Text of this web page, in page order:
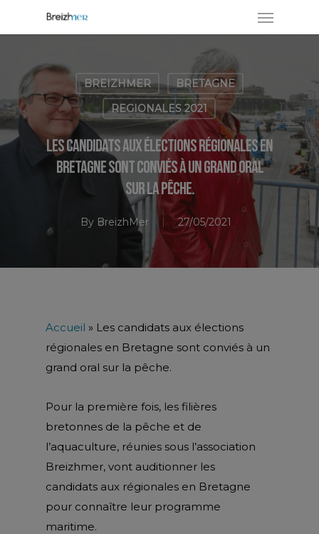
BREIZHMER
BRETAGNE
REGIONALES 2021
Les candidats aux élections régionales en
Bretagne sont conviés à un grand oral
sur la pêche.
By BreizhMer 27/05/2021
Accueil » Les candidats aux élections
régionales en Bretagne sont conviés à un
grand oral sur la pêche.
Pour la première fois, les filières
bretonnes de la pêche et de
l’aquaculture, réunies sous l’association
Breizhmer, vont auditionner les
candidats aux régionales en Bretagne
pour connaître leur programme
maritime.